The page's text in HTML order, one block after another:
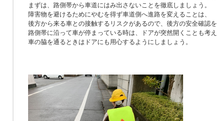
まずは、路側帯から車道にはみ出さないことを徹底しましょう。
障害物を避けるためにやむを得ず車道側へ進路を変えることは、
後方から来る車との接触するリスクがあるので、後方の安全確認
路側帯に沿って車が停まっている時は、ドアが突然開くことも考
車の脇を通るときはドアにも用心するようにしましょう。